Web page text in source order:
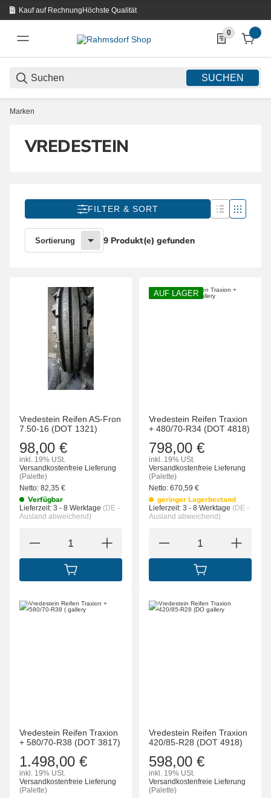
Kauf auf RechnungHöchste Qualität
SUCHEN
0
0 Produkte in
Marken
VREDESTEIN
FILTER & SORT
Sortierung 9 Produkt(e) gefunden
Vredestein Reifen AS-Fron
7.50-16 (DOT 1321)
98,00 €
inkl. 19% USt.
Versandkostenfreie Lieferung
(Palette)
Netto: 82,35 €
Verfügbar
Lieferzeit: 3 - 8 Werktage (DE -
Ausland abweichend)
IN DEN WARENKORB
AUF LAGER
Vredestein Reifen Traxion
+ 480/70-R34 (DOT 4818)
798,00 €
inkl. 19% USt.
Versandkostenfreie Lieferung
(Palette)
Netto: 670,59 €
geringer Lagerbestand
Lieferzeit: 3 - 8 Werktage (DE -
Ausland abweichend)
IN DEN
Vredestein Reifen Traxion
+ 580/70-R38 (DOT 3817)
1.498,00 €
inkl. 19% USt.
Versandkostenfreie Lieferung
(Palette)
Vredestein Reifen Traxion
420/85-R28 (DOT 4918)
598,00 €
inkl. 19% USt.
Versandkostenfreie Lieferung
(Palette)